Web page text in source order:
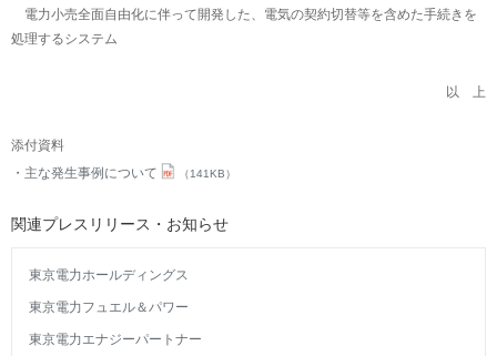
電力小売全面自由化に伴って開発した、電気の契約切替等を含めた手続きを
処理するシステム
以 上
添付資料
主な発生事例について
（141KB）
関連プレスリリース・お知らせ
東京電力ホールディングス
東京電力フュエル＆パワー
東京電力エナジーパートナー